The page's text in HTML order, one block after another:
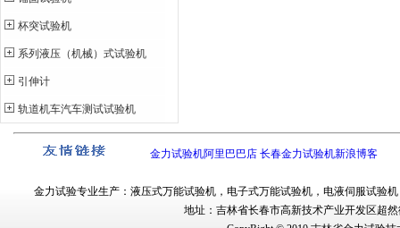
杯突试验机
系列液压（机械）式试验机
引伸计
轨道机车汽车测试试验机
金力试验机阿里巴巴店 长春金力试验机新浪博客
金力试验专业生产： 液压式万能试验机， 电子式万能试验机， 电液伺服试验机
地址：吉林省长春市高新技术产业开发区超然